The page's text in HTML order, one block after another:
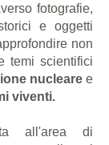
fotografie,
e oggetti
non
temi scientifici
nucleare e
viventi.
all'area di